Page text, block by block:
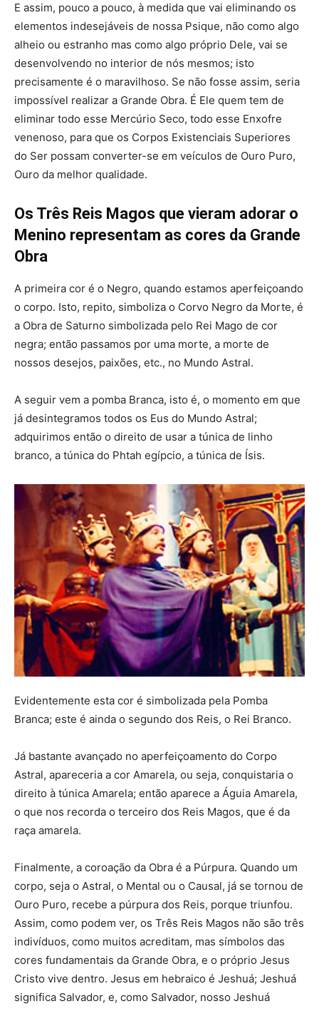
E assim, pouco a pouco, à medida que vai eliminando os
elementos indesejáveis de nossa Psique, não como algo
alheio ou estranho mas como algo próprio Dele, vai se
desenvolvendo no interior de nós mesmos; isto
precisamente é o maravilhoso. Se não fosse assim, seria
impossível realizar a Grande Obra. É Ele quem tem de
eliminar todo esse Mercúrio Seco, todo esse Enxofre
venenoso, para que os Corpos Existenciais Superiores
do Ser possam converter-se em veículos de Ouro Puro,
Ouro da melhor qualidade.
Os Três Reis Magos que vieram adorar o
Menino representam as cores da Grande
Obra
A primeira cor é o Negro, quando estamos aperfeiçoando
o corpo. Isto, repito, simboliza o Corvo Negro da Morte, é
a Obra de Saturno simbolizada pelo Rei Mago de cor
negra; então passamos por uma morte, a morte de
nossos desejos, paixões, etc., no Mundo Astral.
A seguir vem a pomba Branca, isto é, o momento em que
já desintegramos todos os Eus do Mundo Astral;
adquirimos então o direito de usar a túnica de linho
branco, a túnica do Phtah egípcio, a túnica de Ísis.
Evidentemente esta cor é simbolizada pela Pomba
Branca; este é ainda o segundo dos Reis, o Rei Branco.
Já bastante avançado no aperfeiçoamento do Corpo
Astral, apareceria a cor Amarela, ou seja, conquistaria o
direito à túnica Amarela; então aparece a Águia Amarela,
o que nos recorda o terceiro dos Reis Magos, que é da
raça amarela.
Finalmente, a coroação da Obra é a Púrpura. Quando um
corpo, seja o Astral, o Mental ou o Causal, já se tornou de
Ouro Puro, recebe a púrpura dos Reis, porque triunfou.
Assim, como podem ver, os Três Reis Magos não são três
indivíduos, como muitos acreditam, mas símbolos das
cores fundamentais da Grande Obra, e o próprio Jesus
Cristo vive dentro. Jesus em hebraico é Jeshuá; Jeshuá
significa Salvador, e, como Salvador, nosso Jeshuá